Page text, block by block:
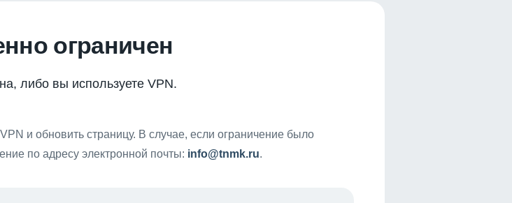
ограничен
либо вы используете VPN.
и обновить страницу. В случае, если ограничение было
по адресу электронной почты: info@tnmk.ru.